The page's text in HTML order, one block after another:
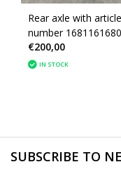
Rear axle with article
number 1681161680
Peugeot 2008II
€200,00
IN STOCK
SUBSCRIBE TO